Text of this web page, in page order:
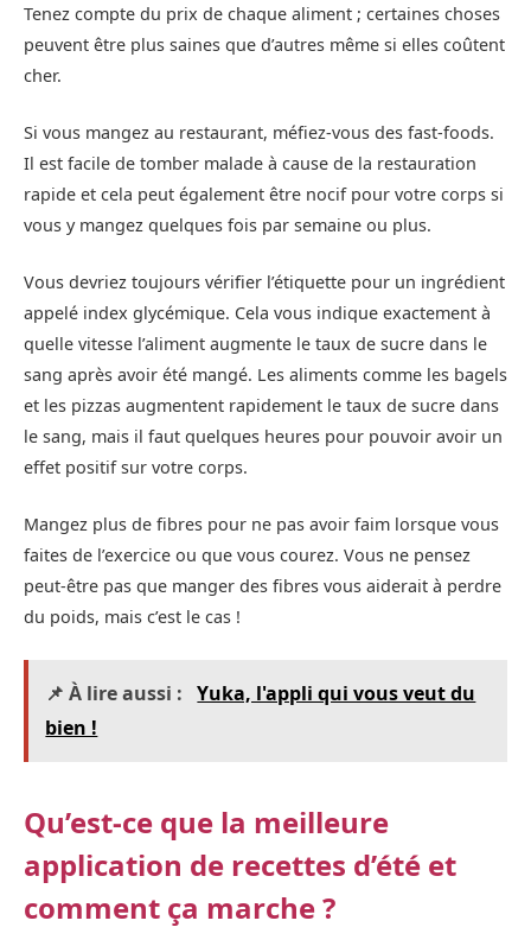
Tenez compte du prix de chaque aliment ; certaines choses
peuvent être plus saines que d’autres même si elles coûtent
cher.
Si vous mangez au restaurant, méfiez-vous des fast-foods.
Il est facile de tomber malade à cause de la restauration
rapide et cela peut également être nocif pour votre corps si
vous y mangez quelques fois par semaine ou plus.
Vous devriez toujours vérifier l’étiquette pour un ingrédient
appelé index glycémique. Cela vous indique exactement à
quelle vitesse l’aliment augmente le taux de sucre dans le
sang après avoir été mangé. Les aliments comme les bagels
et les pizzas augmentent rapidement le taux de sucre dans
le sang, mais il faut quelques heures pour pouvoir avoir un
effet positif sur votre corps.
Mangez plus de fibres pour ne pas avoir faim lorsque vous
faites de l’exercice ou que vous courez. Vous ne pensez
peut-être pas que manger des fibres vous aiderait à perdre
du poids, mais c’est le cas !
📌 À lire aussi :
Yuka, l'appli qui vous veut du
bien !
Qu’est-ce que la meilleure
application de recettes d’été et
comment ça marche ?